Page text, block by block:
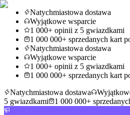
Natychmiastowa dostawa
Wyjątkowe wsparcie
1 000+ opinii z 5 gwiazdkami
1 000 000+ sprzedanych kart
Natychmiastowa dostawa
Wyjątkowe wsparcie
1 000+ opinii z 5 gwiazdkami
1 000 000+ sprzedanych kart
Natychmiastowa dostawa
5 gwiazdkami
1 000 000+